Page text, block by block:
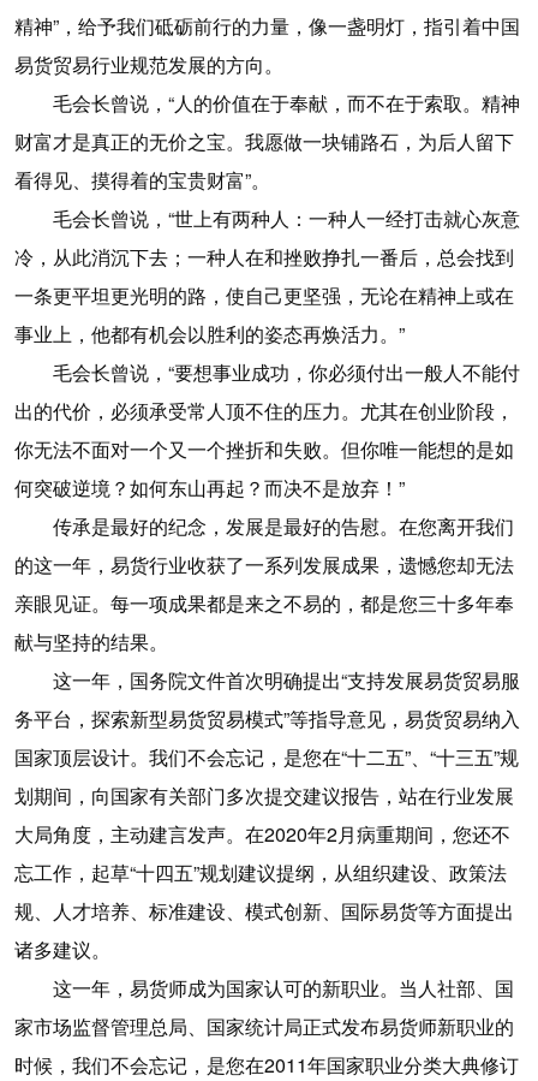
精神”，给予我们砥砺前行的力量，像一盏明灯，指引着中国
易货贸易行业规范发展的方向。
毛会长曾说，“人的价值在于奉献，而不在于索取。精神
财富才是真正的无价之宝。我愿做一块铺路石，为后人留下
看得见、摸得着的宝贵财富”。
毛会长曾说，“世上有两种人：一种人一经打击就心灰意
冷，从此消沉下去；一种人在和挫败挣扎一番后，总会找到
一条更平坦更光明的路，使自己更坚强，无论在精神上或在
事业上，他都有机会以胜利的姿态再焕活力。”
毛会长曾说，“要想事业成功，你必须付出一般人不能付
出的代价，必须承受常人顶不住的压力。尤其在创业阶段，
你无法不面对一个又一个挫折和失败。但你唯一能想的是如
何突破逆境？如何东山再起？而决不是放弃！”
传承是最好的纪念，发展是最好的告慰。在您离开我们
的这一年，易货行业收获了一系列发展成果，遗憾您却无法
亲眼见证。每一项成果都是来之不易的，都是您三十多年奉
献与坚持的结果。
这一年，国务院文件首次明确提出“支持发展易货贸易服
务平台，探索新型易货贸易模式”等指导意见，易货贸易纳入
国家顶层设计。我们不会忘记，是您在“十二五”、“十三五”规
划期间，向国家有关部门多次提交建议报告，站在行业发展
大局角度，主动建言发声。在2020年2月病重期间，您还不
忘工作，起草“十四五”规划建议提纲，从组织建设、政策法
规、人才培养、标准建设、模式创新、国际易货等方面提出
诸多建议。
这一年，易货师成为国家认可的新职业。当人社部、国
家市场监督管理总局、国家统计局正式发布易货师新职业的
时候，我们不会忘记，是您在2011年国家职业分类大典修订